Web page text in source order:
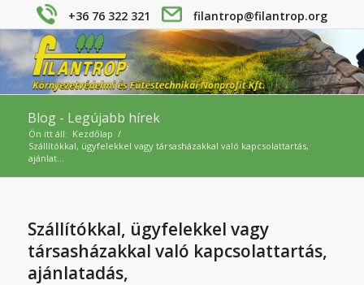
+36 76 322 321 filantrop@filantrop.org
Blog - Legújabb hírek
Ön itt áll: Kezdőlap /
Szállítókkal, ügyfelekkel vagy társasházakkal való kapcsolattartás,
ajánlat...
Szállítókkal, ügyfelekkel vagy
társasházakkal való kapcsolattartás,
ajánlatadás,